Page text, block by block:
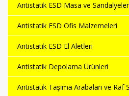
Antistatik ESD Masa ve Sandalyeler
Antistatik ESD Ofis Malzemeleri
Antistatik ESD El Aletleri
Antistatik Depolama Ürünleri
Antistatik Taşıma Arabaları ve Raf